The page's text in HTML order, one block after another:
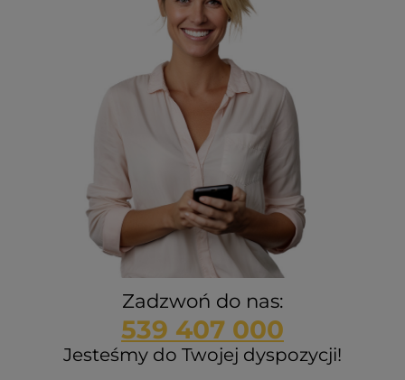
Zadzwoń do nas:
539 407 000
Jesteśmy do Twojej dyspozycji!